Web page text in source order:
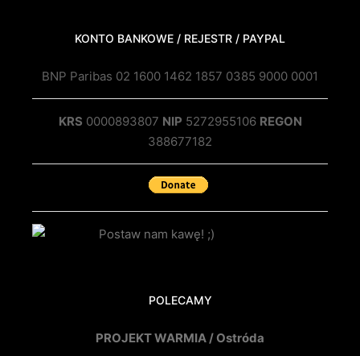
KONTO BANKOWE / REJESTR / PAYPAL
BNP Paribas 02 1600 1462 1857 0385 9000 0001
KRS 0000893807 NIP 5272955106 REGON
388677182
POLECAMY
PROJEKT WARMIA / Ostróda